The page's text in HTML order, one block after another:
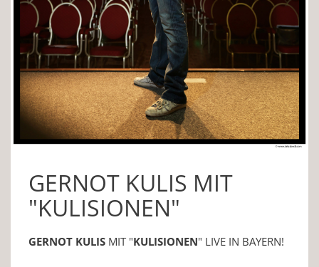
GERNOT KULIS MIT
"KULISIONEN"
GERNOT KULIS MIT "KULISIONEN" LIVE IN BAYERN!